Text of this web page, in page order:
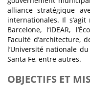
alliance stratégique
internationales. Il
Barcelone, l’IDEAR,
Faculté d’architecture,
l’Université nationale
Santa Fe, entre autres.
OBJECTIFS ET